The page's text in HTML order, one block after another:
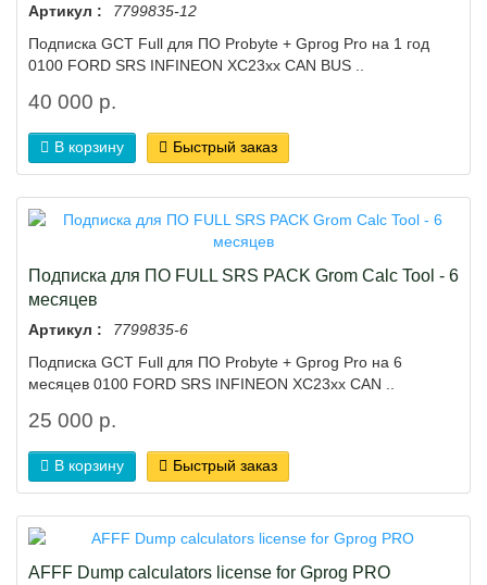
Артикул :
7799835-12
Подписка GCT Full для ПО Probyte + Gprog Pro на 1 год
0100 FORD SRS INFINEON XC23xx CAN BUS ..
40 000 р.
В корзину Быстрый заказ
Подписка для ПО FULL SRS PACK Grom Calc Tool - 6
месяцев
Артикул :
7799835-6
Подписка GCT Full для ПО Probyte + Gprog Pro на 6
месяцев 0100 FORD SRS INFINEON XC23xx CAN ..
25 000 р.
В корзину Быстрый заказ
AFFF Dump calculators license for Gprog PRO